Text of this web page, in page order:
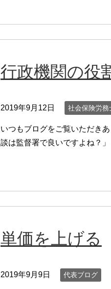
行政機関の役
2019年9月12日 社会保険労務
いつもブログをご覧いただき
談は監督署で良いですよね？
単価を上げる
2019年9月9日 代表ブログ